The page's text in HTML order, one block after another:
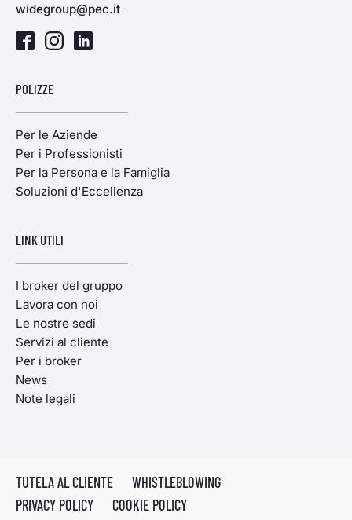
widegroup@pec.it
POLIZZE
Per le Aziende
Per i Professionisti
Per la Persona e la Famiglia
Soluzioni d'Eccellenza
LINK UTILI
I broker del gruppo
Lavora con noi
Le nostre sedi
Servizi al cliente
Per i broker
News
Note legali
TUTELA AL CLIENTE
WHISTLEBLOWING
PRIVACY POLICY
COOKIE POLICY